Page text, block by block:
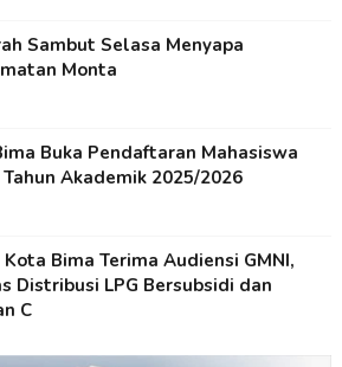
Sambut Selasa Menyapa
Monta
Buka Pendaftaran Mahasiswa
Tahun Akademik 2025/2026
Bima Terima Audiensi GMNI,
Distribusi LPG Bersubsidi dan
C